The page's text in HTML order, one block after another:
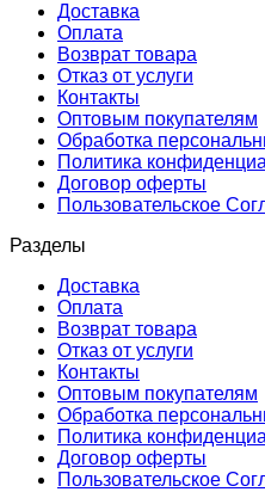
Доставка
Оплата
Возврат товара
Отказ от услуги
Контакты
Оптовым покупателям
Обработка
Политика
Договор оферты
Пользовательское
Разделы
Доставка
Оплата
Возврат товара
Отказ от услуги
Контакты
Оптовым покупателям
Обработка
Политика
Договор оферты
Пользовательское